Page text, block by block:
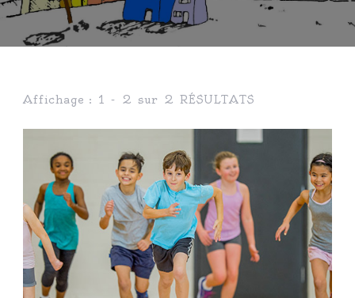
Affichage : 1 - 2 sur 2 RÉSULTATS